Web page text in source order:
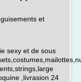
et
sexy et de sous
,livrasion 24